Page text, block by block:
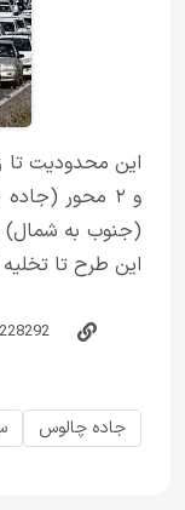
این محدودیت تا
و ۲ محور
(جنوب به
این طرح تا تخلیه
جاده چالوس